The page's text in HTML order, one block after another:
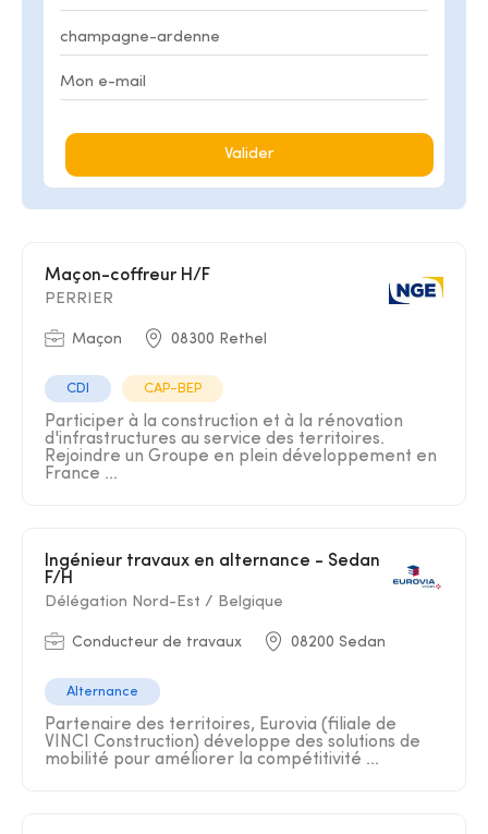
Valider
Maçon-coffreur H/F
PERRIER
Maçon 08300 Rethel
CDI CAP-BEP
Participer à la construction et à la rénovation
d'infrastructures au service des territoires.
Rejoindre un Groupe en plein développement en
France ...
F/H
Délégation Nord-Est / Belgique
Conducteur de travaux 08200 Sedan
Alternance
Partenaire des territoires, Eurovia (filiale de
VINCI Construction) développe des solutions de
mobilité pour améliorer la compétitivité ...